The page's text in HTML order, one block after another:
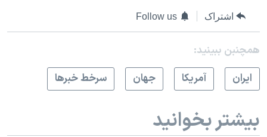
اشتراک Follow us
همچنبن ببینید:
ايران
آمريکا جهان سرخط خبرها
بیشتر بخوانید